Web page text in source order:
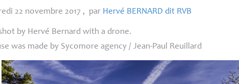
22 novembre 2017 , par Hervé BERNARD dit RVB
by Hervé Bernard with a drone.
was made by Sycomore agency / Jean-Paul Reuillard